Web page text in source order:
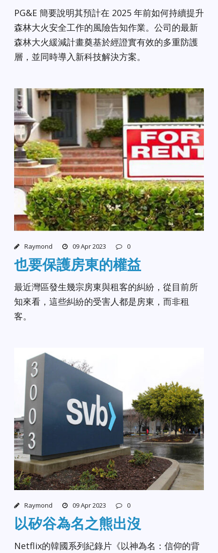
PG&E 簡要說明其預計在 2025 年前如何持續提升
森林大火安全工作的風險告知作業。公司的最新
森林大火緩減計畫奠基於經證實有效的多重防護
層，並同時導入新科技解決方案。
Raymond 09 Apr 2023 0
也要保護房東的權益
最近灣區發生幾宗房東與租客的糾紛，從目前所
知來看，這些糾紛的受害人都是房東，而非租
客。
Raymond 09 Apr 2023 0
以矽谷為名之熊出沒
Netflix的韓國系列紀錄片《以神為名：信仰的背